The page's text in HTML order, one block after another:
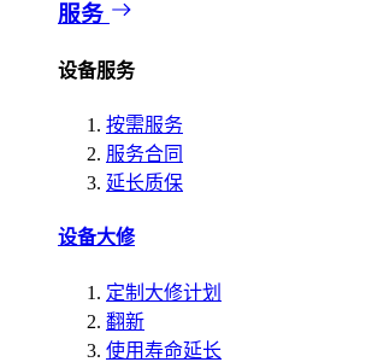
服务
设备服务
按需服务
服务合同
延长质保
设备大修
定制大修计划
翻新
使用寿命延长